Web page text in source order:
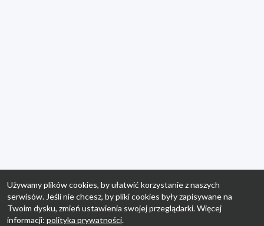
Używamy plików cookies, by ułatwić korzystanie z naszych
serwisów. Jeśli nie chcesz, by pliki cookies były zapisywane na
Twoim dysku, zmień ustawienia swojej przeglądarki. Więcej
informacji: polityka prywatności.